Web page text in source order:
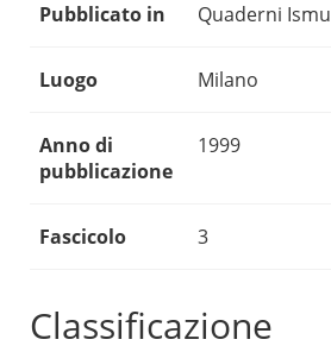
Pubblicato in Quaderni Ismu
Luogo Milano
Anno di
pubblicazione
1999
Fascicolo 3
Classificazione